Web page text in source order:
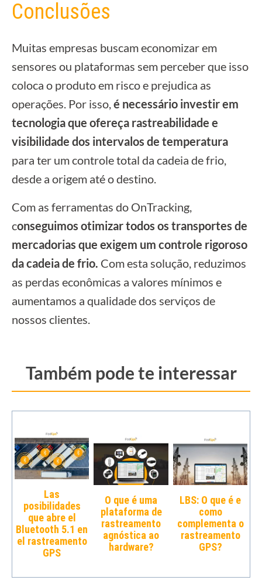
Conclusões
Muitas empresas buscam economizar em
sensores ou plataformas sem perceber que isso
coloca o produto em risco e prejudica as
operações. Por isso,é necessário investir em
tecnologia que ofereça rastreabilidade e
visibilidade dos intervalos de temperatura
para ter um controle total da cadeia de frio,
desde a origem até o destino.
Com as ferramentas do OnTracking,
conseguimos otimizar todos os transportes de
mercadorias que exigem um controle rigoroso
da cadeia de frio. Com esta solução, reduzimos
as perdas econômicas a valores mínimos e
aumentamos a qualidade dos serviços de
nossos clientes.
Também pode te interessar
Las
posibilidades
que abre el
Bluetooth 5.1 en
el rastreamento
GPS
O que é uma
plataforma de
rastreamento
agnóstica ao
hardware?
LBS: O que é e
como
complementa o
rastreamento
GPS?